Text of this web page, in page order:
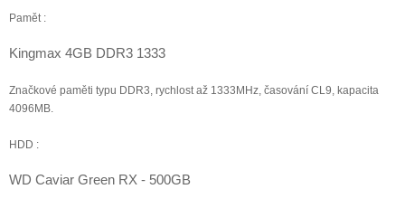
Pamět :
Kingmax 4GB DDR3 1333
Značkové paměti typu DDR3, rychlost až 1333MHz, časování CL9, kapacita
4096MB.
HDD :
WD Caviar Green RX - 500GB